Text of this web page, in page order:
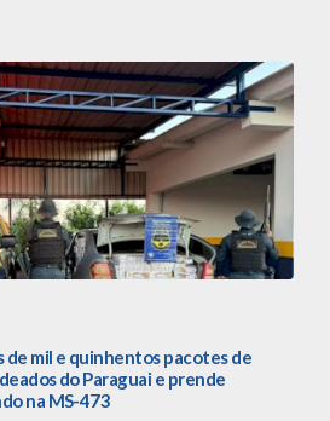
de mil e quinhentos pacotes de
do Paraguai e prende
na MS-473